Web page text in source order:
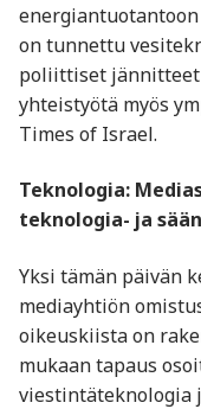
on tunnettu
poliittiset jännitteet
yhteistyötä myös
Times of Israel.
Teknologia:
teknologia- ja
Yksi tämän päivän
mediayhtiön
oikeuskiista on
mukaan tapaus
viestintäteknologia